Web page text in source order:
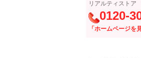
リアルティスト
0120-
「ホームページを